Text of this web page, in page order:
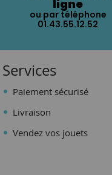
ligne
ou par téléphone
01.43.55.12.52
Services
Paiement sécurisé
Livraison
Vendez vos jouets